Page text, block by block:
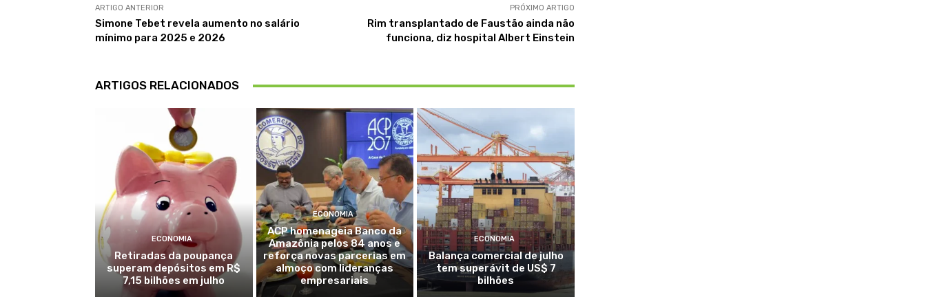
ARTIGO ANTERIOR
Simone Tebet revela aumento no salário
mínimo para 2025 e 2026
PRÓXIMO ARTIGO
Rim transplantado de Faustão ainda não
funciona, diz hospital Albert Einstein
ARTIGOS RELACIONADOS
ECONOMIA
Retiradas da poupança
superam depósitos em R$
7,15 bilhões em julho
ECONOMIA
ACP homenageia Banco da
Amazônia pelos 84 anos e
reforça novas parcerias em
almoço com lideranças
empresariais
ECONOMIA
Balança comercial de julho
tem superávit de US$ 7
bilhões